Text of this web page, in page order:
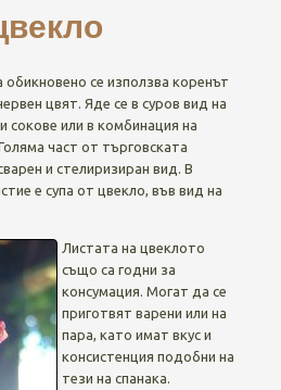
обикновено се използва коренът
цвят. Яде се в суров вид на
сокове или в комбинация на
част от търговската
и стелиризиран вид. В
е супа от цвекло, във вид на
Листата на цвеклото
също са годни за
консумация. Могат да се
приготвят варени или на
пара, като имат вкус и
консистенция подобни на
тези на спанака.